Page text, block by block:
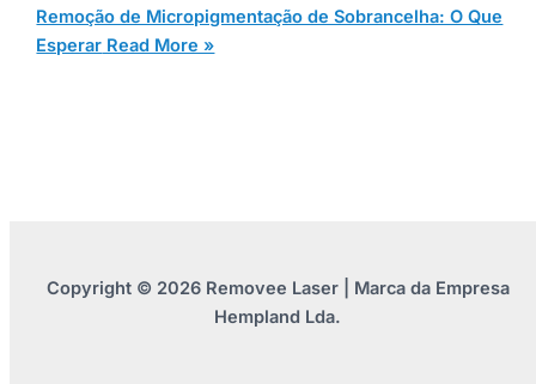
Remoção de Micropigmentação de Sobrancelha: O Que
Esperar Read More »
Copyright © 2026 Removee Laser | Marca da Empresa
Hempland Lda.